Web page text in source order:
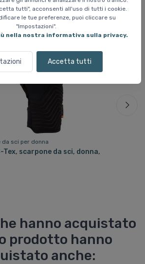
tutti", acconsenti all'uso di tutti i cookie.
le tue preferenze, puoi cliccare su
"Impostazioni".
nella nostra informativa sulla privacy.
Accetta tutti
da sci per donna
Tex, scarpone da sci, donna,
hanno acquistato
prodotto hanno
anche: